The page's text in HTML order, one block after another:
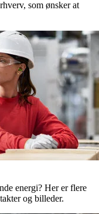
som ønsker at
energi? Her er flere
og billeder.